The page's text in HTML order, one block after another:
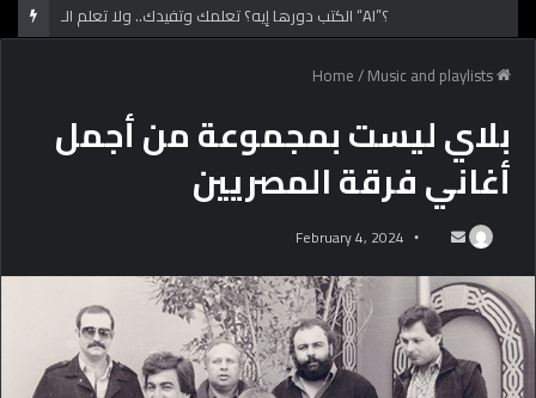
الكتب دورها إيه؟ تعلمك وتفيدك.. ولا تعلم الـ “AI”؟
/Music and playlists
بلاي ليست بمجموعة من أجمل
أغاني فرقة المصريين
n
d
a
n
February 4, 2024